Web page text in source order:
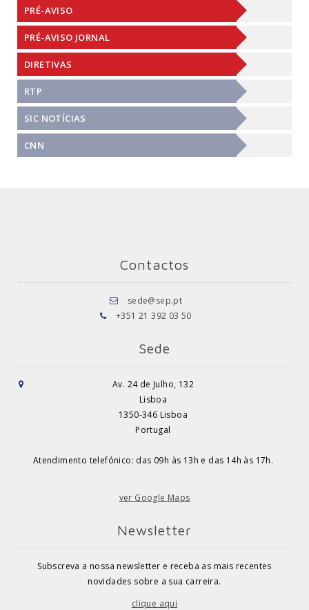
PRÉ-AVISO
PRÉ-AVISO JORNAL
DIRETIVAS
RTP
SIC NOTÍCIAS
CNN
Contactos
sede@sep.pt
+351 21 392 03 50
Sede
Av. 24 de Julho, 132
Lisboa
1350-346 Lisboa
Portugal
Atendimento telefónico: das 09h às 13h e das 14h às 17h.
ver Google Maps
Newsletter
Subscreva a nossa newsletter e receba as mais recentes
novidades sobre a sua carreira.
clique aqui